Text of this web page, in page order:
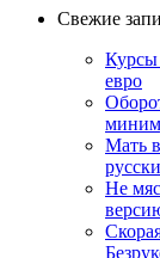
Свежие
Курсы
евро
Мать
Не